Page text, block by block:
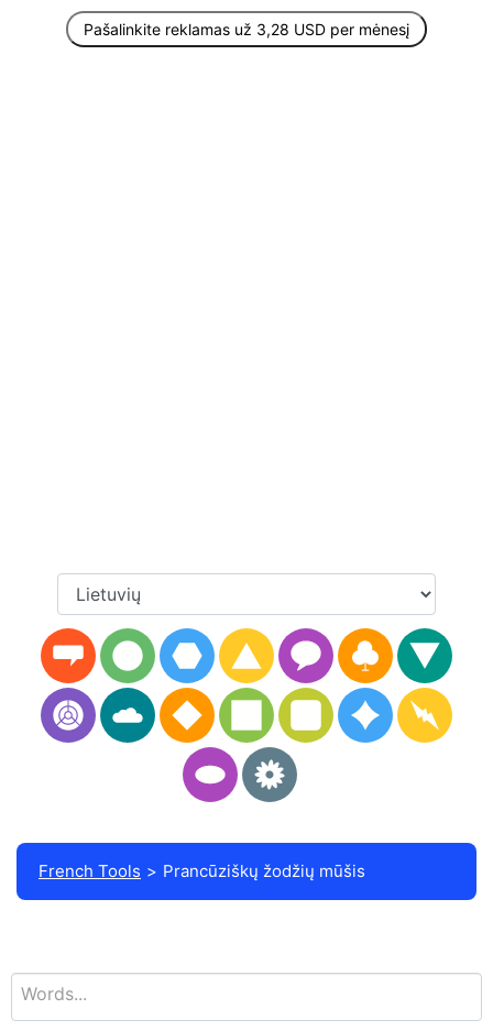
Pašalinkite reklamas už 3,28 USD per mėnesį
French Tools Prancūziškų žodžių mūšis